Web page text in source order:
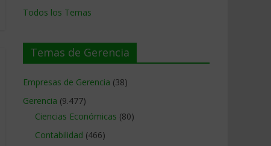
Todos los Temas
Temas de Gerencia
Empresas de Gerencia (38)
Gerencia (9.477)
Ciencias Económicas (80)
Contabilidad (466)